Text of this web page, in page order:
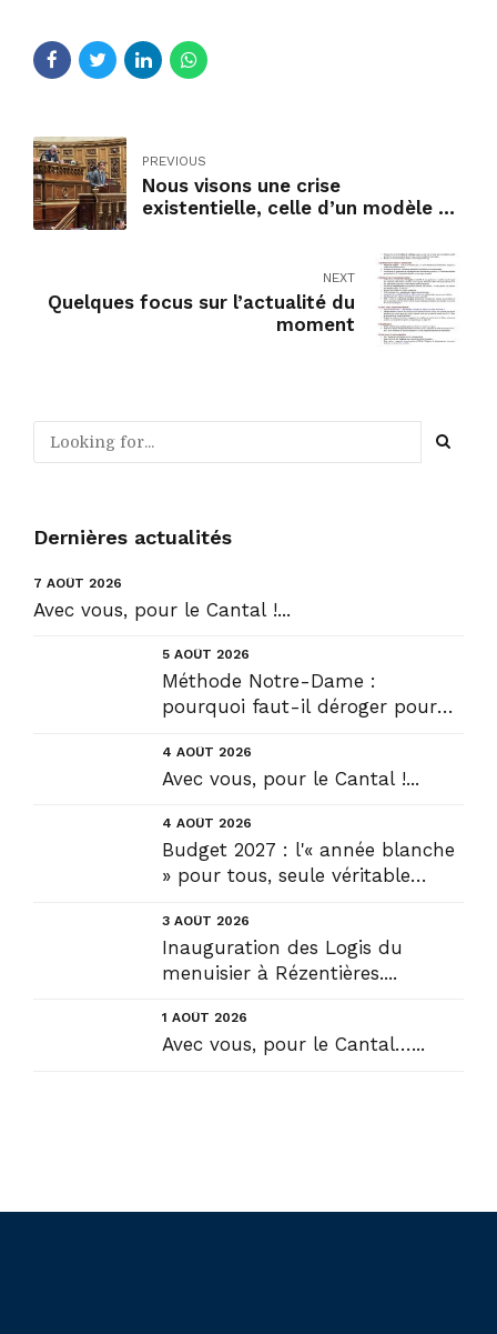
PREVIOUS
Nous visons une crise
existentielle, celle d’un modèle à
NEXT
Quelques focus sur l’actualité du
moment
Dernières actualités
7 AOÛT 2026
Avec vous, pour le Cantal !...
5 AOÛT 2026
Méthode Notre-Dame :
pourquoi faut-il déroger pour
4 AOÛT 2026
Avec vous, pour le Cantal !...
4 AOÛT 2026
Budget 2027 : l'« année blanche
» pour tous, seule véritable
3 AOÛT 2026
Inauguration des Logis du
menuisier à Rézentières....
1 AOÛT 2026
Avec vous, pour le Cantal…...